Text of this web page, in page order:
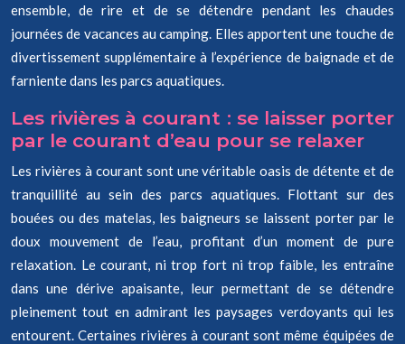
ensemble, de rire et de se détendre pendant les chaudes
journées de vacances au camping. Elles apportent une touche de
divertissement supplémentaire à l’expérience de baignade et de
farniente dans les parcs aquatiques.
Les rivières à courant : se laisser porter
par le courant d’eau pour se relaxer
Les rivières à courant sont une véritable oasis de détente et de
tranquillité au sein des parcs aquatiques. Flottant sur des
bouées ou des matelas, les baigneurs se laissent porter par le
doux mouvement de l’eau, profitant d’un moment de pure
relaxation. Le courant, ni trop fort ni trop faible, les entraîne
dans une dérive apaisante, leur permettant de se détendre
pleinement tout en admirant les paysages verdoyants qui les
entourent. Certaines rivières à courant sont même équipées de